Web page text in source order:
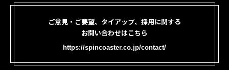
ご意見・ご要望、タイアップ、採用に関する
お問い合わせはこちら
https://spincoaster.co.jp/contact/